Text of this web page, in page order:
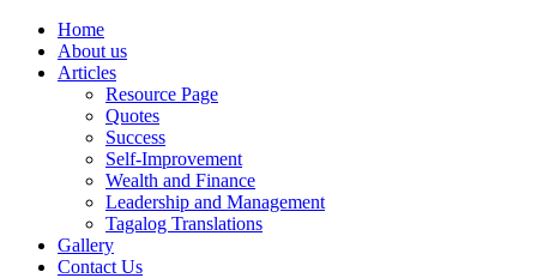
Home
About us
Articles
Resource Page
Quotes
Success
Self-Improvement
Wealth and Finance
Leadership and Management
Tagalog Translations
Gallery
Contact Us